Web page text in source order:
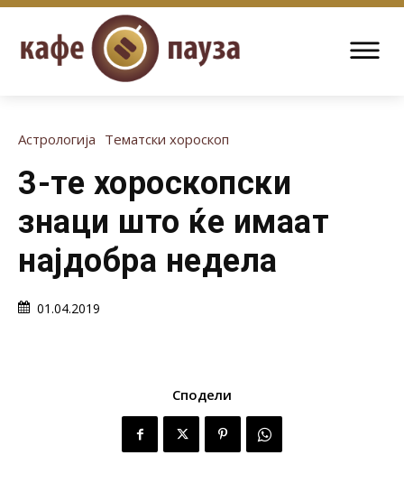
Астрологија Тематски хороскоп
3-те хороскопски
знаци што ќе имаат
најдобра недела
01.04.2019
Сподели